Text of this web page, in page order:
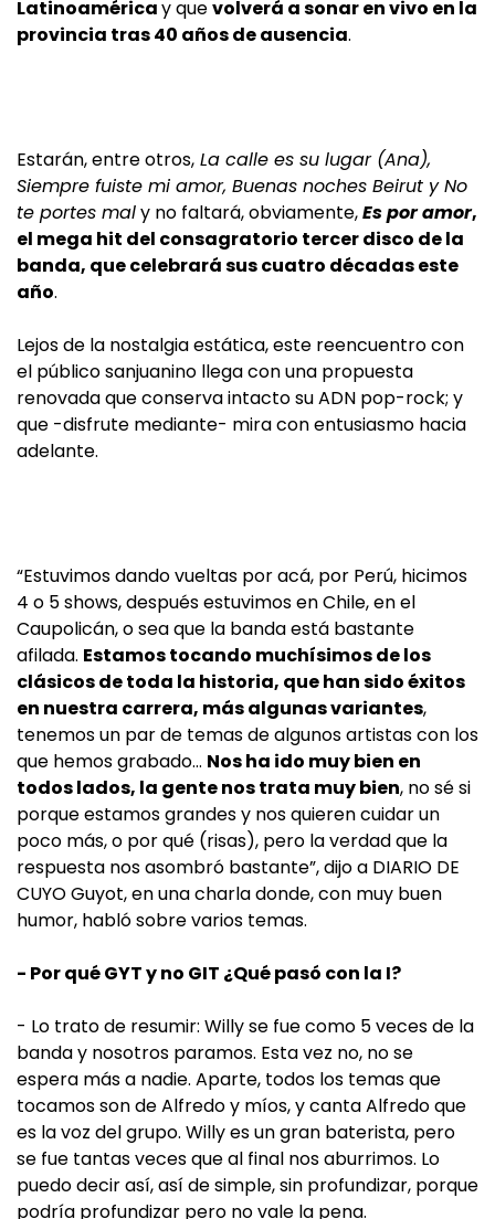
Latinoaméricay quevolverá a sonar en vivo en la
provincia tras 40 años de ausencia.
Estarán, entre otros, La calle es su lugar (Ana),
Siempre fuiste mi amor, Buenas noches Beirut y No
te portes maly no faltará, obviamente,Es por amor,
el mega hit del consagratorio tercer disco de la
banda, que celebrará sus cuatro décadas este
año.
Lejos de la nostalgia estática, este reencuentro con
el público sanjuanino llega con una propuesta
renovada que conserva intacto su ADN pop-rock; y
que -disfrute mediante- mira con entusiasmo hacia
adelante.
“Estuvimos dando vueltas por acá, por Perú, hicimos
4 o 5 shows, después estuvimos en Chile, en el
Caupolicán, o sea que la banda está bastante
afilada. Estamos tocando muchísimos de los
clásicos de toda la historia, que han sido éxitos
en nuestra carrera, más algunas variantes,
tenemos un par de temas de algunos artistas con los
que hemos grabado… Nos ha ido muy bien en
todos lados, la gente nos trata muy bien, no sé si
porque estamos grandes y nos quieren cuidar un
poco más, o por qué (risas), pero la verdad que la
respuesta nos asombró bastante”, dijo a DIARIO DE
CUYO Guyot, en una charla donde, con muy buen
humor, habló sobre varios temas.
- Por qué GYT y no GIT ¿Qué pasó con la I?
- Lo trato de resumir: Willy se fue como 5 veces de la
banda y nosotros paramos. Esta vez no, no se
espera más a nadie. Aparte, todos los temas que
tocamos son de Alfredo y míos, y canta Alfredo que
es la voz del grupo. Willy es un gran baterista, pero
se fue tantas veces que al final nos aburrimos. Lo
puedo decir así, así de simple, sin profundizar, porque
podría profundizar pero no vale la pena.